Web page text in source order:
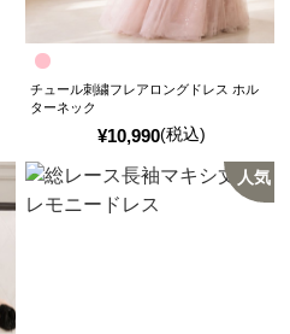
¥10,990(税込)
チュール刺繍フレアロングドレス ホル
ターネック
人気